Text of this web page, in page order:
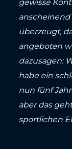
gewisse
anscheinend
überzeugt,
angeboten
dazusagen:
habe ein
nun fünf
aber das
sportlichen